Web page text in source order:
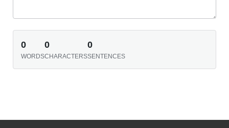
0
WORDS
0
CHARACTERS
0
SENTENCES